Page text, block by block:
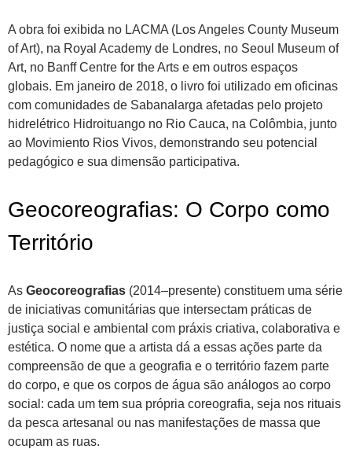
A obra foi exibida no LACMA (Los Angeles County Museum
of Art), na Royal Academy de Londres, no Seoul Museum of
Art, no Banff Centre for the Arts e em outros espaços
globais. Em janeiro de 2018, o livro foi utilizado em oficinas
com comunidades de Sabanalarga afetadas pelo projeto
hidrelétrico Hidroituango no Rio Cauca, na Colômbia, junto
ao Movimiento Rios Vivos, demonstrando seu potencial
pedagógico e sua dimensão participativa.
Geocoreografias: O Corpo como
Território
As Geocoreografias (2014–presente) constituem uma série
de iniciativas comunitárias que intersectam práticas de
justiça social e ambiental com práxis criativa, colaborativa e
estética. O nome que a artista dá a essas ações parte da
compreensão de que a geografia e o território fazem parte
do corpo, e que os corpos de água são análogos ao corpo
social: cada um tem sua própria coreografia, seja nos rituais
da pesca artesanal ou nas manifestações de massa que
ocupam as ruas.